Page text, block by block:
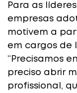
Para as
empresas
motivem a
em cargos de
“Precisamos
preciso abrir
profissional,